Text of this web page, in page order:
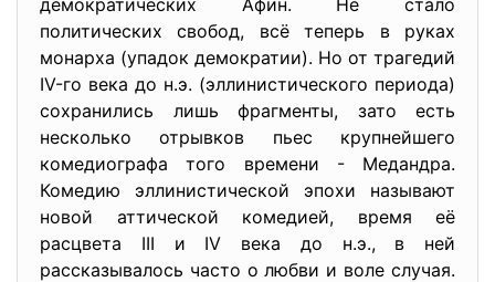
демократических Афин. Не стало
политических свобод, всё теперь в руках
монарха (упадок демократии). Но от трагедий
IV-го века до н.э. (эллинистического периода)
сохранились лишь фрагменты, зато есть
несколько отрывков пьес крупнейшего
комедиографа того времени - Медандра.
Комедию эллинистической эпохи называют
новой аттической комедией, время её
расцвета III и IV века до н.э., в ней
рассказывалось часто о любви и воле случая.